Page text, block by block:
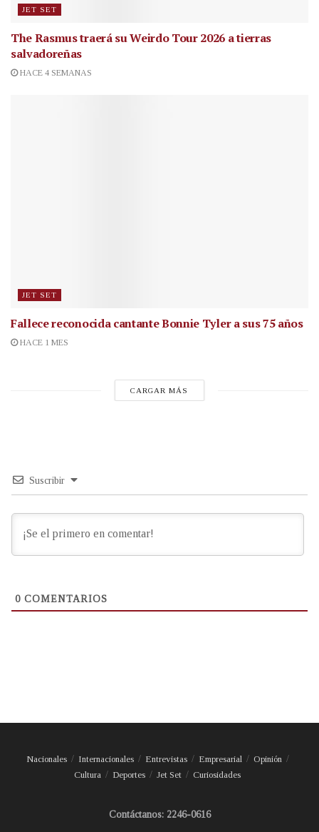
JET SET
The Rasmus traerá su Weirdo Tour 2026 a tierras
salvadoreñas
HACE 4 SEMANAS
JET SET
Fallece reconocida cantanteBonnie Tyler a sus 75 años
HACE 1 MES
CARGAR MÁS
Suscribir
0 COMENTARIOS
Nacionales Internacionales Entrevistas Empresarial
Opinión
Cultura
Deportes Jet Set Curiosidades
Contáctanos: 2246-0616